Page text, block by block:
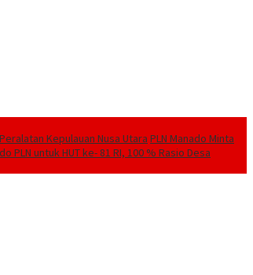
Kepulauan Nusa Utara PLN Manado Minta
PLN untuk HUT ke- 81 RI, 100 % Rasio Desa